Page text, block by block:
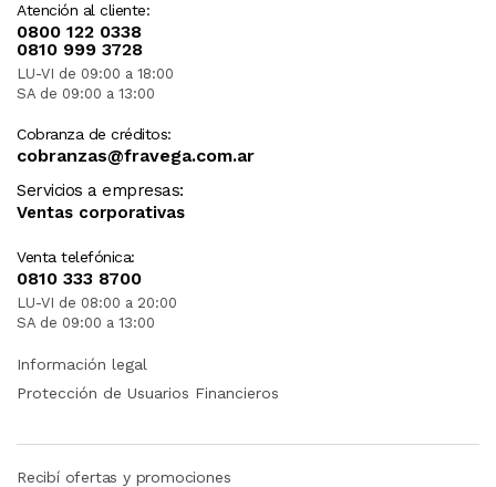
Atención al cliente:
0800 122 0338
0810 999 3728
LU-VI de 09:00 a 18:00
SA de 09:00 a 13:00
Cobranza de créditos:
cobranzas@fravega.com.ar
Servicios a empresas:
Ventas corporativas
Venta telefónica:
0810 333 8700
LU-VI de 08:00 a 20:00
SA de 09:00 a 13:00
Información legal
Protección de Usuarios Financieros
Recibí ofertas y promociones